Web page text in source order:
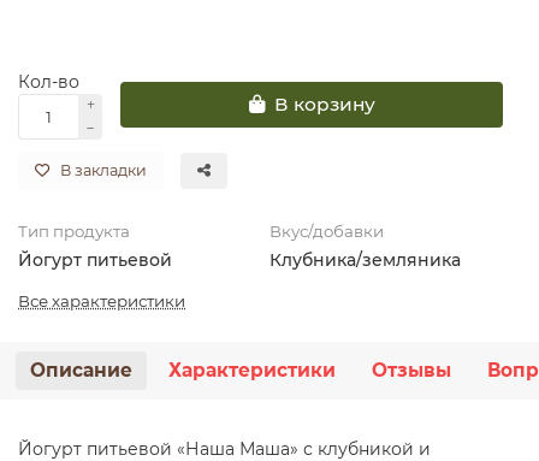
Кол-во
В корзину
В закладки
Тип продукта
Йогурт питьевой
Вкус/добавки
Клубника/земляника
Все характеристики
Описание Характеристики Отзывы
Йогурт питьевой «Наша Маша» с клубникой и